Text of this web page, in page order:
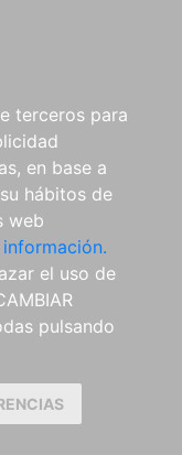
terceros para
en base a
hábitos de
web
el uso de
pulsando